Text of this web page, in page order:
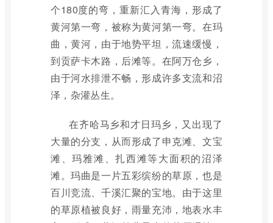
个180度的弯，重新汇入青海，形成了
黄河第一弯，被称为黄河第一弯。在玛
曲，黄河，由于地势平坦，流速缓慢，
到贡萨卡木路，后滩等。在阿万仓乡，
由于河水排泄不畅，形成许多支流和沼
泽，杂灌丛生。
在齐哈马乡和才日玛乡，又出现了
大量的分支，从而形成了申克滩、文宝
滩、玛雅滩、扎西滩等大面积的沼泽
滩。玛曲是一片五彩缤纷的草原，也是
百川竞流、千溪汇聚的宝地。由于这里
的草原植被良好，雨量充沛，地表水丰